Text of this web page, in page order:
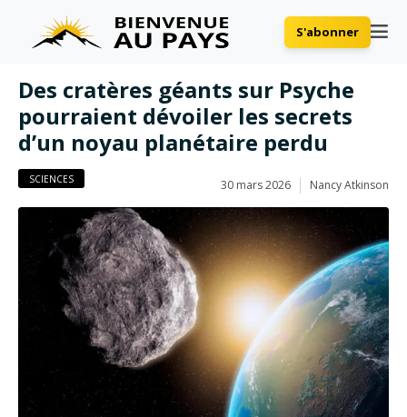
S'abonner
Des cratères géants sur Psyche
pourraient dévoiler les secrets
d’un noyau planétaire perdu
SCIENCES 30 mars 2026 Nancy Atkinson